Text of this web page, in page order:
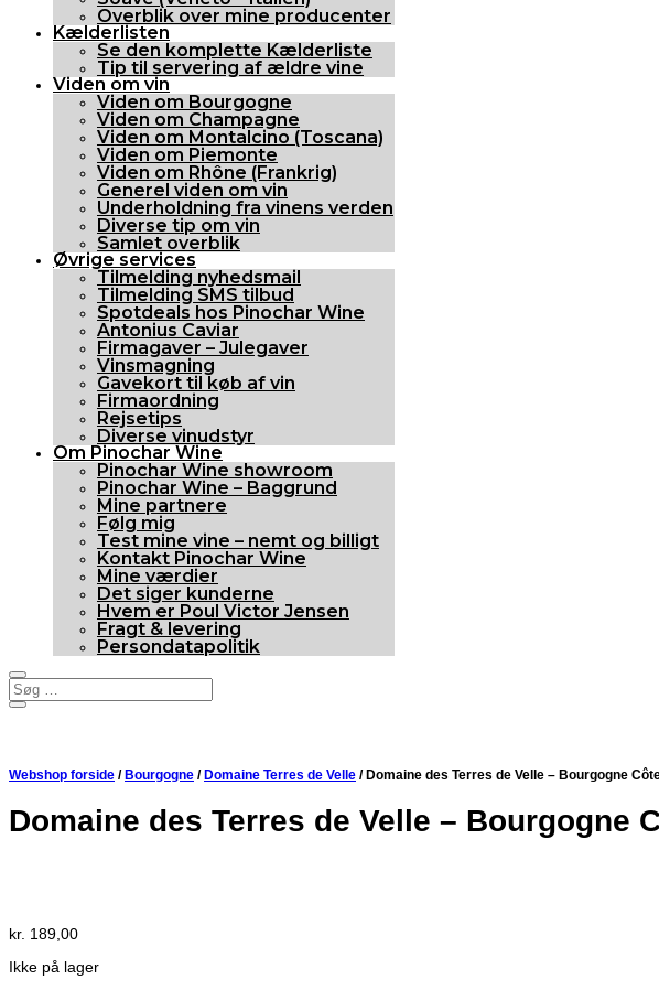
Overblik over mine producenter
Kælderlisten
Se den komplette Kælderliste
Tip til servering af ældre vine
Viden om vin
Viden om Bourgogne
Viden om Champagne
Viden om Montalcino (Toscana)
Viden om Piemonte
Viden om Rhône (Frankrig)
Generel viden om vin
Underholdning fra vinens verden
Diverse tip om vin
Samlet overblik
Øvrige services
Tilmelding nyhedsmail
Tilmelding SMS tilbud
Spotdeals hos Pinochar Wine
Antonius Caviar
Firmagaver – Julegaver
Vinsmagning
Gavekort til køb af vin
Firmaordning
Rejsetips
Diverse vinudstyr
Om Pinochar Wine
Pinochar Wine showroom
Pinochar Wine – Baggrund
Mine partnere
Følg mig
Test mine vine – nemt og billigt
Kontakt Pinochar Wine
Mine værdier
Det siger kunderne
Hvem er Poul Victor Jensen
Fragt & levering
Persondatapolitik
Webshop forside / Bourgogne / Domaine Terres de Velle / Domaine des Terres de Velle – Bourgogne
Domaine des Terres de Velle – Bourgogne
kr. 189,00
Ikke på lager